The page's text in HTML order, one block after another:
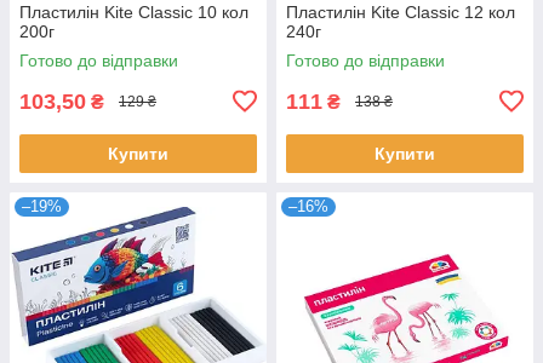
Пластилін Kite Classic 10 кол
200г
Готово до відправки
103,50 ₴ 129 ₴
Купити
Пластилін Kite Classic 12 кол
240г
Готово до відправки
111 ₴ 138 ₴
Купити
–19% –16%